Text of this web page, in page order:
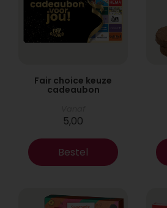
Fair choice keuze
cadeaubon
5,00
Bestel